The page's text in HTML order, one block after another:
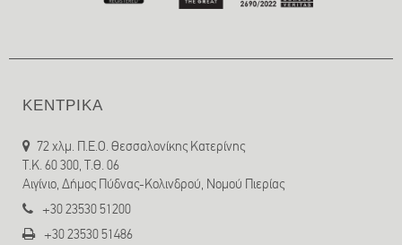
ΚΕΝΤΡΙΚΑ
72 χλμ. Π.Ε.Ο. Θεσσαλονίκης Κατερίνης
T.K. 60 300, Τ.Θ. 06
Αιγίνιο, Δήμος Πύδνας-Κολινδρού, Νομού Πιερίας
+30 23530 51200
+30 23530 51486